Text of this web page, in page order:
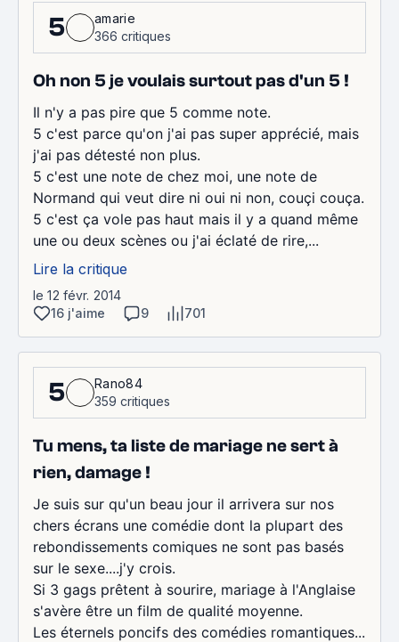
5
amarie
366 critiques
Oh non 5 je voulais surtout pas d'un 5 !
Il n'y a pas pire que 5 comme note.
5 c'est parce qu'on j'ai pas super apprécié, mais
j'ai pas détesté non plus.
5 c'est une note de chez moi, une note de
Normand qui veut dire ni oui ni non, couçi couça.
5 c'est ça vole pas haut mais il y a quand même
une ou deux scènes ou j'ai éclaté de rire,...
Lire la critique
le 12 févr. 2014
16 j'aime
9 701
5
Rano84
359 critiques
Tu mens, ta liste de mariage ne sert à
rien, damage !
Je suis sur qu'un beau jour il arrivera sur nos
chers écrans une comédie dont la plupart des
rebondissements comiques ne sont pas basés
sur le sexe....j'y crois.
Si 3 gags prêtent à sourire, mariage à l'Anglaise
s'avère être un film de qualité moyenne.
Les éternels poncifs des comédies romantiques...